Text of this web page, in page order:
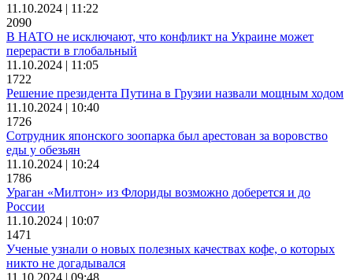
11.10.2024 | 11:22
2090
В НАТО не исключают, что конфликт на Украине может
перерасти в глобальный
11.10.2024 | 11:05
1722
Решение президента Путина в Грузии назвали мощным ходом
11.10.2024 | 10:40
1726
Сотрудник японского зоопарка был арестован за воровство
еды у обезьян
11.10.2024 | 10:24
1786
Ураган «Милтон» из Флориды возможно доберется и до
России
11.10.2024 | 10:07
1471
Ученые узнали о новых полезных качествах кофе, о которых
никто не догадывался
11.10.2024 | 09:48